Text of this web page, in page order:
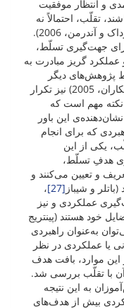
و انتظار موفقیت
تقلّب، احتمالاً نه
راهبردی ضروری و نه مفید خواهد بود (مورداک و آندرمن، 2006).
جهت‌گیری تسلّط،
گریز مبادرت به
پژوهش‌های دیگر
(استفنز و نیکولسون، 2008؛ مارسدن و همکاران، 2005) نیز تکرار
نکته مهم است که
این باور
که برای انجام
یکی از این
هدفِ تسلّط،
و تعیین می‌کنند و
و شیباز [27]
،
عملکردی و نیز
خود هستند (پینتریج
را می‌توان به‌عنوان راهبردی
یا عملکردی در نظر
2006). علاوه بر این موارد، بافت هدف
با تقلّب بررسی شد.
به این نتیجه
بیش از هدف‌های